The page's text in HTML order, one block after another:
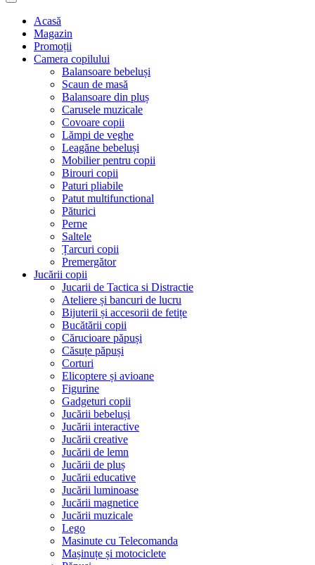
Acasă
Magazin
Promoții
Camera copilului
Balansoare bebeluși
Scaun de masă
Balansoare din pluș
Carusele muzicale
Covoare copii
Lămpi de veghe
Leagăne bebeluși
Mobilier pentru copii
Birouri copii
Paturi pliabile
Patut multifunctional
Păturici
Perne
Saltele
Țarcuri copii
Premergător
Jucării copii
Jucarii de Tactica si Distractie
Ateliere și bancuri de lucru
Bijuterii și accesorii de fetițe
Bucătării copii
Cărucioare păpuși
Căsuțe păpuși
Corturi
Elicoptere și avioane
Figurine
Gadgeturi copii
Jucării bebeluși
Jucării interactive
Jucării creative
Jucării de lemn
Jucării de pluș
Jucării educative
Jucării luminoase
Jucării magnetice
Jucării muzicale
Lego
Masinute cu Telecomanda
Mașinuțe și motociclete